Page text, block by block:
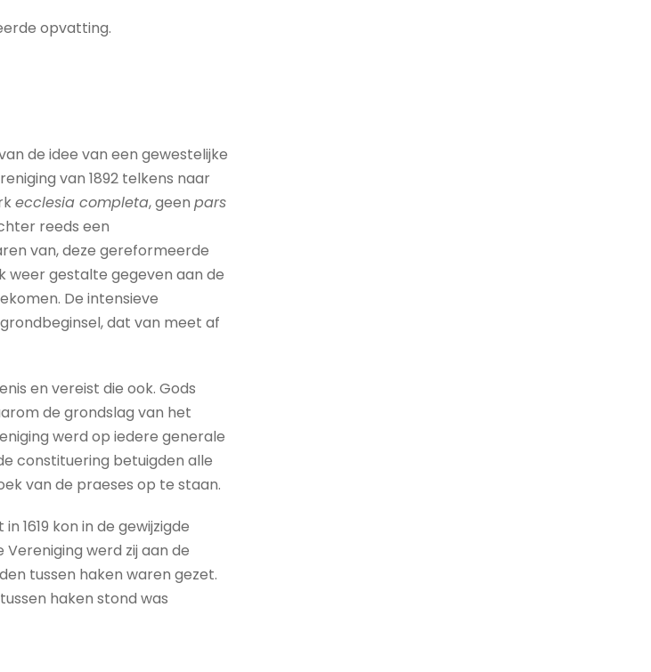
opvatting.
de idee van een gewestelijke
van 1892 telkens naar
ecclesia completa, geen pars
reeds een
van, deze gereformeerde
weer gestalte gegeven aan de
De intensieve
dat van meet af
en vereist die ook. Gods
de grondslag van het
werd op iedere generale
constituering betuigden alle
van de praeses op te staan.
1619 kon in de gewijzigde
werd zij aan de
tussen haken waren gezet.
haken stond was